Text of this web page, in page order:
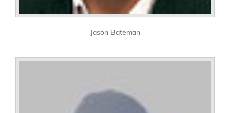
Jason Bateman